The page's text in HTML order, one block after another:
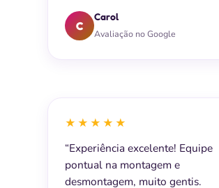
C
Carol
Avaliação no Google
★★★★★
“Experiência excelente! Equipe
pontual na montagem e
desmontagem, muito gentis.